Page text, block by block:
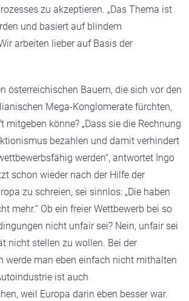
zu akzeptieren. „Das Thema ist
und basiert auf blindem
arbeiten lieber auf Basis der
österreichischen Bauern, die sich vor den
Mega-Konglomerate fürchten,
mitgeben könne? „Dass sie die Rechnung
bezahlen und damit verhindert
werden“, antwortet Ingo
schon wieder nach der Hilfe der
zu schreien, sei sinnlos: „Die haben
mehr.“ Ob ein freier Wettbewerb bei so
nicht unfair sei? Nein, unfair sei
nicht stellen zu wollen. Bei der
werde man eben einfach nicht mithalten
ist auch
weil Europa darin eben besser war.